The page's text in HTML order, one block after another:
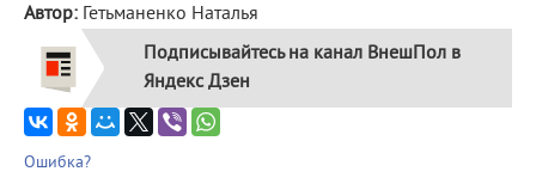
Автор: Гетьманенко Наталья
Подписывайтесь на канал ВнешПол в
Яндекс Дзен
Ошибка?